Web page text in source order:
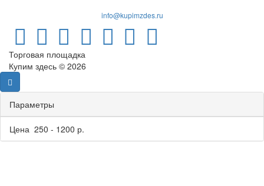
info@kupimzdes.ru
Торговая площадка
Купим здесь © 2026
Параметры
Цена 250 - 1200 р.